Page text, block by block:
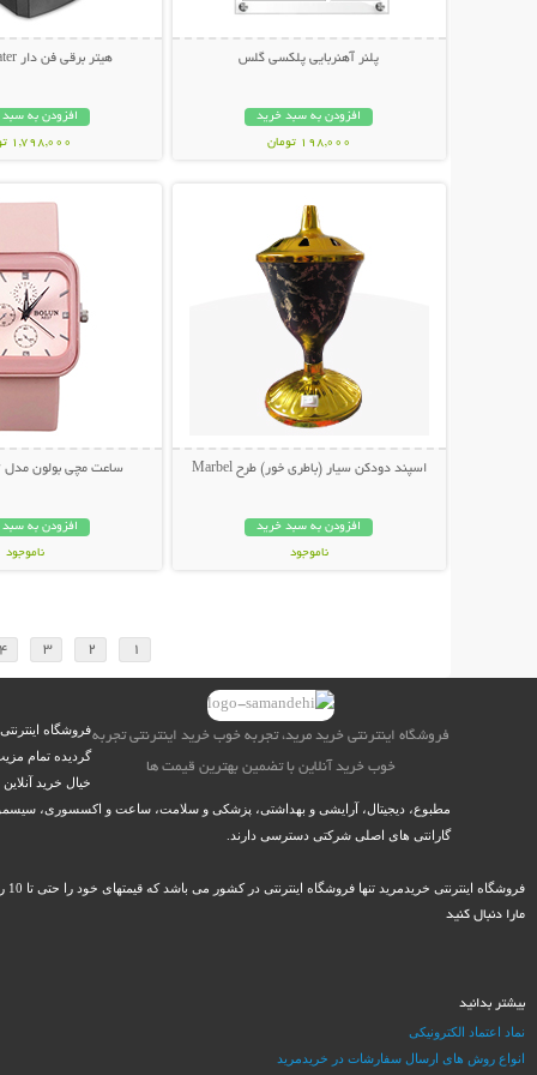
پلنر آهنربایی پلکسی گلس
افزودن به سبد خرید
198,000 تومان
هیتر برقی فن دار Handy Heater
افزودن به
1,798,000 تومان
اسپند دودکن سیار (باطری خور) طرح Marbel
افزودن به سبد خرید
ناموجود
ساعت مچی بولون مدل Bolun A637
افزودن به
ناموجود
1
2
3
فروشگاه اینترنتی خرید مرید، تجربه خوب خرید اینترنتی تجربه
خوب خرید آنلاین با تضمین بهترین قیمت ها
فروشگاه
گردیده تمام
خیال خرید
مطبوع، دیجیتال، آرایشی و بهداشتی، پزشکی و سلامت، ساعت و اکسسوری،
گارانتی های اصلی شرکتی دسترسی دارند.
فروشگاه اینترنتی خریدمرید تنها فروشگاه اینترنتی در کشور می باشد که قیمتهای خود را حتی تا 10 روز پس از خرید، گارانتی می کند و در صورت ارائه مستندات، در کمتر از 12 ساعت کاری وجه مازاد را به حساب مشتریان خود باز می گرداند.
مارا دنبال کنید
بیشتر بدانید
نماد اعتماد الکترونیکی
انواع روش های ارسال سفارشات در خریدمرید